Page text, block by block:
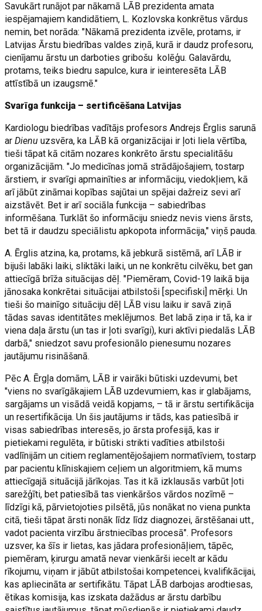
Savukārt runājot par nākamā LĀB prezidenta amata
iespējamajiem kandidātiem, L. Kozlovska konkrētus vārdus
nemin, bet norāda: "Nākamā prezidenta izvēle, protams, ir
Latvijas Ārstu biedrības valdes ziņā, kurā ir daudz profesoru,
cienījamu ārstu un darboties gribošu kolēģu. Galavārdu,
protams, teiks biedru sapulce, kura ir ieinteresēta LĀB
attīstībā un izaugsmē."
Svarīga funkcija – sertificēšana Latvijas
Kardiologu biedrības vadītājs profesors Andrejs Ērglis sarunā
arDienuuzsvēra, ka LĀB kā organizācijai ir ļoti liela vērtība,
tieši tāpat kā citām nozares konkrēto ārstu specialitāšu
organizācijām. "Jo medicīnas jomā strādājošajiem, tostarp
ārstiem, ir svarīgi apmainīties ar informāciju, viedokļiem, kā
arī jābūt zināmai kopības sajūtai un spējai dažreiz sevi arī
aizstāvēt. Bet ir arī sociāla funkcija – sabiedrības
informēšana. Turklāt šo informāciju sniedz nevis viens ārsts,
bet tā ir daudzu speciālistu apkopota informācija," viņš pauda.
A. Ērglis atzina, ka, protams, kā jebkurā sistēmā, arī LĀB ir
bijuši labāki laiki, sliktāki laiki, un ne konkrētu cilvēku, bet gan
attiecīgā brīža situācijas dēļ. "Piemēram, Covid-19 laikā bija
jānosaka konkrētai situācijai atbilstoši [specifiski] mērķi. Un
tieši šo mainīgo situāciju dēļ LĀB visu laiku ir savā ziņā
tādas savas identitātes meklējumos. Bet labā ziņa ir tā, ka ir
viena daļa ārstu (un tas ir ļoti svarīgi), kuri aktīvi piedalās LĀB
darbā," sniedzot savu profesionālo pienesumu nozares
jautājumu risināšanā.
Pēc A. Ērgļa domām, LĀB ir vairāki būtiski uzdevumi, bet
"viens no svarīgākajiem LĀB uzdevumiem, kas ir glabājams,
sargājams un visādā veidā kopjams, – tā ir ārstu sertifikācija
un resertifikācija. Un šis jautājums ir tāds, kas patiesībā ir
visas sabiedrības interesēs, jo ārsta profesijā, kas ir
pietiekami regulēta, ir būtiski strikti vadīties atbilstoši
vadlīnijām un citiem reglamentējošajiem normatīviem, tostarp
par pacientu klīniskajiem ceļiem un algoritmiem, kā mums
attiecīgajā situācijā jārīkojas. Tas it kā izklausās varbūt ļoti
sarežģīti, bet patiesībā tas vienkāršos vārdos nozīmē –
līdzīgi kā, pārvietojoties pilsētā, jūs nonākat no viena punkta
citā, tieši tāpat ārsti nonāk līdz līdz diagnozei, ārstēšanai utt.,
vadot pacienta virzību ārstniecības procesā". Profesors
uzsver, ka šīs ir lietas, kas jādara profesionāļiem, tāpēc,
piemēram, ķirurgu amatā nevar vienkārši iecelt ar kādu
rīkojumu, viņam ir jābūt atbilstošai kompetencei, kvalifikācijai,
kas apliecināta ar sertifikātu. Tāpat LĀB darbojas arodtiesas,
ētikas komisija, kas izskata dažādus ar ārstu darbību